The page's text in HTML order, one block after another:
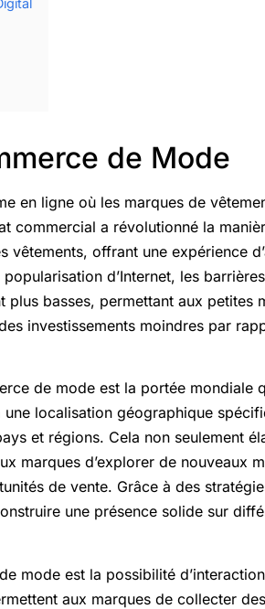
de Mode
en ligne où les marques de
commercial a révolutionné la
vêtements, offrant une expérience
d’Internet, les
basses, permettant aux petites
investissements moindres par
de mode est la portée mondiale
localisation géographique
et régions. Cela non seulement
marques d’explorer de nouveaux
de vente. Grâce à des
une présence solide sur
mode est la possibilité
aux marques de collecter